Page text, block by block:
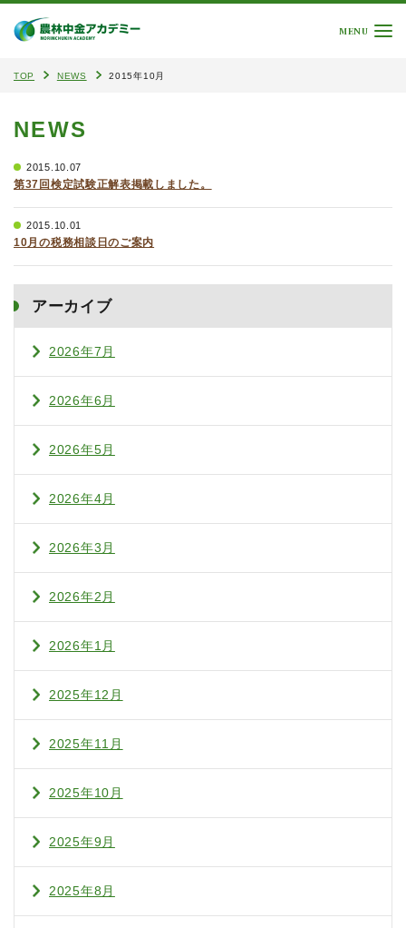
MENU
TOP NEWS 2015年10月
NEWS
2015.10.07
第37回検定試験正解表掲載しました。
2015.10.01
10月の税務相談日のご案内
アーカイブ
2026年7月
2026年6月
2026年5月
2026年4月
2026年3月
2026年2月
2026年1月
2025年12月
2025年11月
2025年10月
2025年9月
2025年8月